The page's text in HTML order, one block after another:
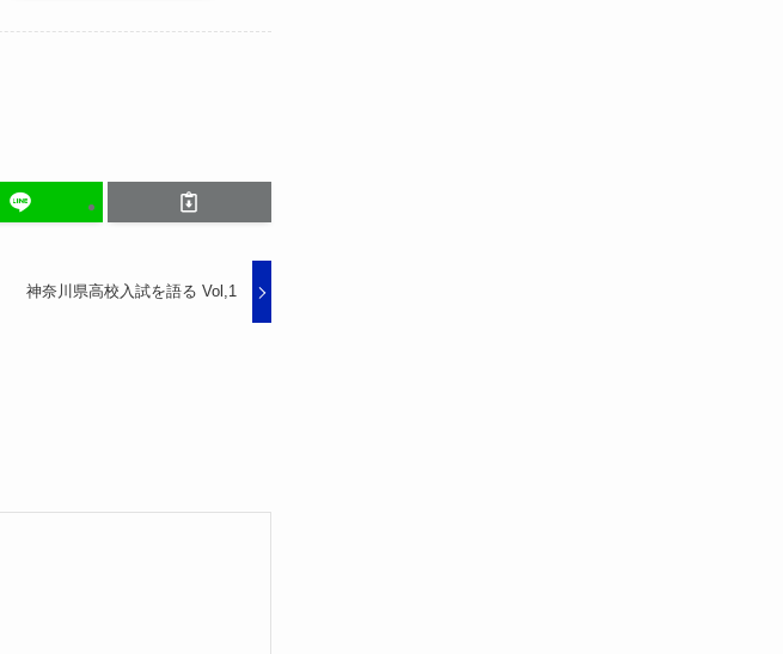
神奈川県高校入試を語る Vol,1